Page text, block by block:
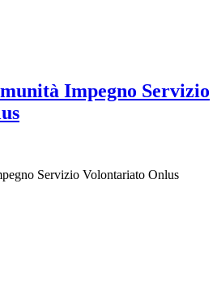
Impegno Servizio
Servizio Volontariato Onlus